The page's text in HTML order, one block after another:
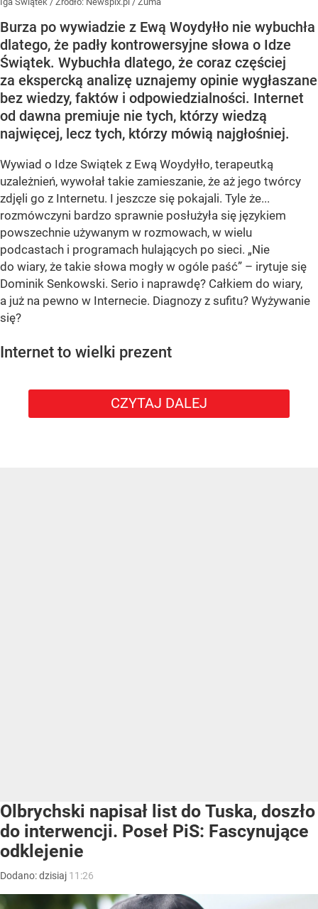
Burza po wywiadzie z Ewą Woydyłło nie wybuchła
dlatego, że padły kontrowersyjne słowa o Idze
Świątek. Wybuchła dlatego, że coraz częściej
za ekspercką analizę uznajemy opinie wygłaszane
bez wiedzy, faktów i odpowiedzialności. Internet
od dawna premiuje nie tych, którzy wiedzą
najwięcej, lecz tych, którzy mówią najgłośniej.
Wywiad o Idze Swiątek z Ewą Woydyłło, terapeutką
uzależnień, wywołał takie zamieszanie, że aż jego twórcy
zdjęli go z Internetu. I jeszcze się pokajali. Tyle że...
rozmówczyni bardzo sprawnie posłużyła się językiem
powszechnie używanym w rozmowach, w wielu
podcastach i programach hulających po sieci. „Nie
do wiary, że takie słowa mogły w ogóle paść” – irytuje się
Dominik Senkowski. Serio i naprawdę? Całkiem do wiary,
a już na pewno w Internecie. Diagnozy z sufitu? Wyżywanie
się?
Internet to wielki prezent
CZYTAJ DALEJ
Olbrychski napisał list do Tuska, doszło
do interwencji. Poseł PiS: Fascynujące
odklejenie
Dodano:dzisiaj 11:26